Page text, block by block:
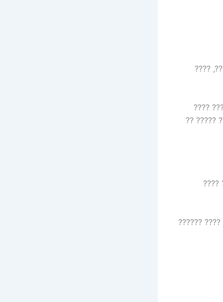
??
????? ???
??,
???? ???